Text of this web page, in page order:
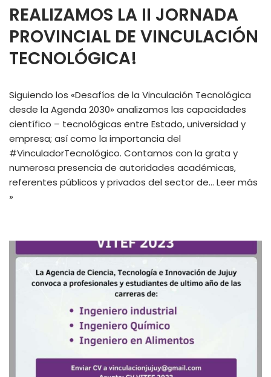
REALIZAMOS LA II JORNADA
PROVINCIAL DE VINCULACIÓN
TECNOLÓGICA!
Siguiendo los «Desafíos de la Vinculación Tecnológica
desde la Agenda 2030» analizamos las capacidades
científico – tecnológicas entre Estado, universidad y
empresa; así como la importancia del
#VinculadorTecnológico. Contamos con la grata y
numerosa presencia de autoridades académicas,
referentes públicos y privados del sector de… Leer más
»